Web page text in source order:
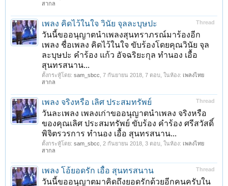
สากล
Thread
เพลง คิดไว้ในใจ วินัย จุลละบุษปะ
วันนี้ขออนุญาตนำเพลงสุนทราภรณ์มาร้องอีก
เพลง ชื่อเพลง คิดไว้ในใจ ขับร้องโดยคุณวินัย จุล
ละบุษปะ คำร้อง แก้ว อัจฉริยะกุล ทำนอง เอื้อ
สุนทรสนาน...
ตั้งกระทู้โดย: sam_sbcc 7 กันยายน 2018 , 7 ตอบ, ในห้อง: เพลงไทย
สากล
Thread
เพลง จริงหรือ เลิศ ประสมทรัพย์
วันละเพลง เพลงเก่าขออนุญาตนำเพลง จริงหรือ
ของคุณเลิศ ประสมทรัพย์ ขับร้อง คำร้อง ศรีสวัสดิ์
พิจิตรวรการ ทำนอง เอื้อ สุนทรสนาน...
ตั้งกระทู้โดย: sam_sbcc 2 กันยายน 2018 , 3 ตอบ, ในห้อง: เพลงไทย
สากล
Thread
เพลง โอ้ยอดรัก เอื้อ สุนทรสนาน
วันนี้ขออนุญาตมาคิดถึงยอดรักด้วยอีกคนครับใน